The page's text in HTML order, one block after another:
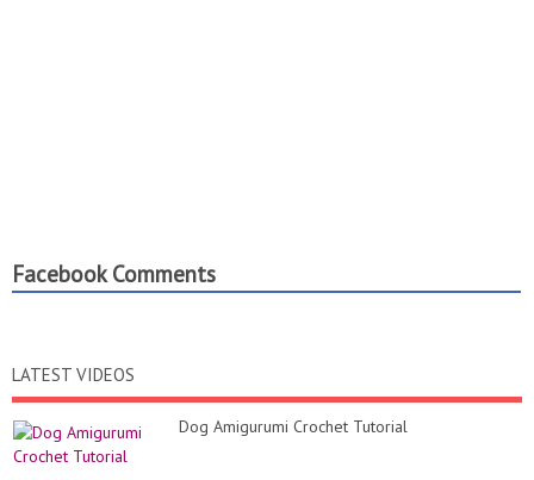
Facebook Comments
LATEST VIDEOS
Dog Amigurumi Crochet Tutorial